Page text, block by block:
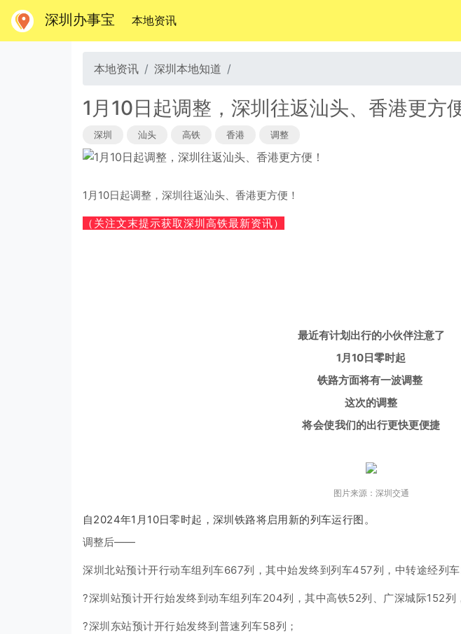
深圳办事宝 本地资讯(当前)
本地资讯 深圳本地知道
1月10日起调整，深圳往返汕头、香港更方
深圳 汕头 高铁 香港 调整
1月10日起调整，深圳往返汕头、香港更方便！
（关注文末提示获取深圳高铁最新资讯）
最近有计划出行的小伙伴注意了
1月10日零时起
铁路方面将有一波调整
这次的调整
将会使我们的出行更快更便捷
图片来源：深圳交通
自2024年1月10日零时起，深圳铁路将启用新的列车运行图。
调整后——
深圳北站预计开行动车组列车667列，其中始发终到列车457列，中转途经列车
?深圳站预计开行始发终到动车组列车204列，其中高铁52列、广深城际152列
?深圳东站预计开行始发终到普速列车58列；